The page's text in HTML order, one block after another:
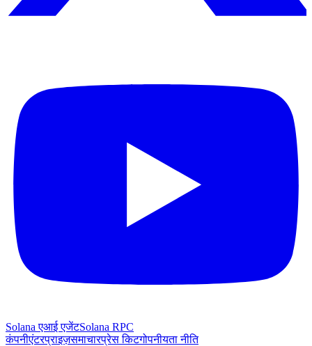
Solana एआई एजेंटSolana RPC
कंपनीएंटरप्राइज़समाचारप्रेस किटगोपनीयता नीति